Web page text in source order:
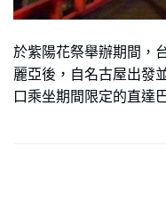
於紫陽花祭舉辦期間，
麗亞後，自名古屋出發
口乘坐期間限定的直達